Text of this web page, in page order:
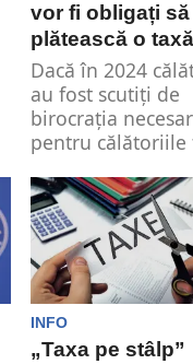
vor fi obligați să
plătească o taxă
Dacă în 2024
au fost scutiți de
birocrația
pentru călătoriile
INFO
„Taxa pe stâlp”